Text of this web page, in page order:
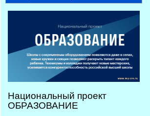
Национальный проект
ОБРАЗОВАНИЕ